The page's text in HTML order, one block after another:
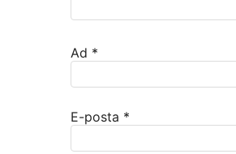
Ad *
E-posta *